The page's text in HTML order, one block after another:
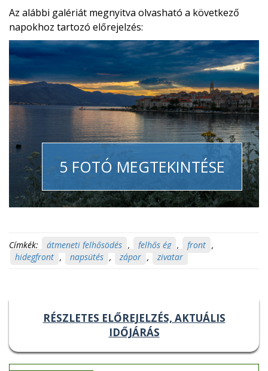
Az alábbi galériát megnyitva olvasható a következő
napokhoz tartozó előrejelzés:
5 FOTÓ MEGTEKINTÉSE
Címkék: átmeneti felhősödés , felhős ég , front ,
hidegfront , napsütés , zápor , zivatar
RÉSZLETES ELŐREJELZÉS, AKTUÁLIS
IDŐJÁRÁS